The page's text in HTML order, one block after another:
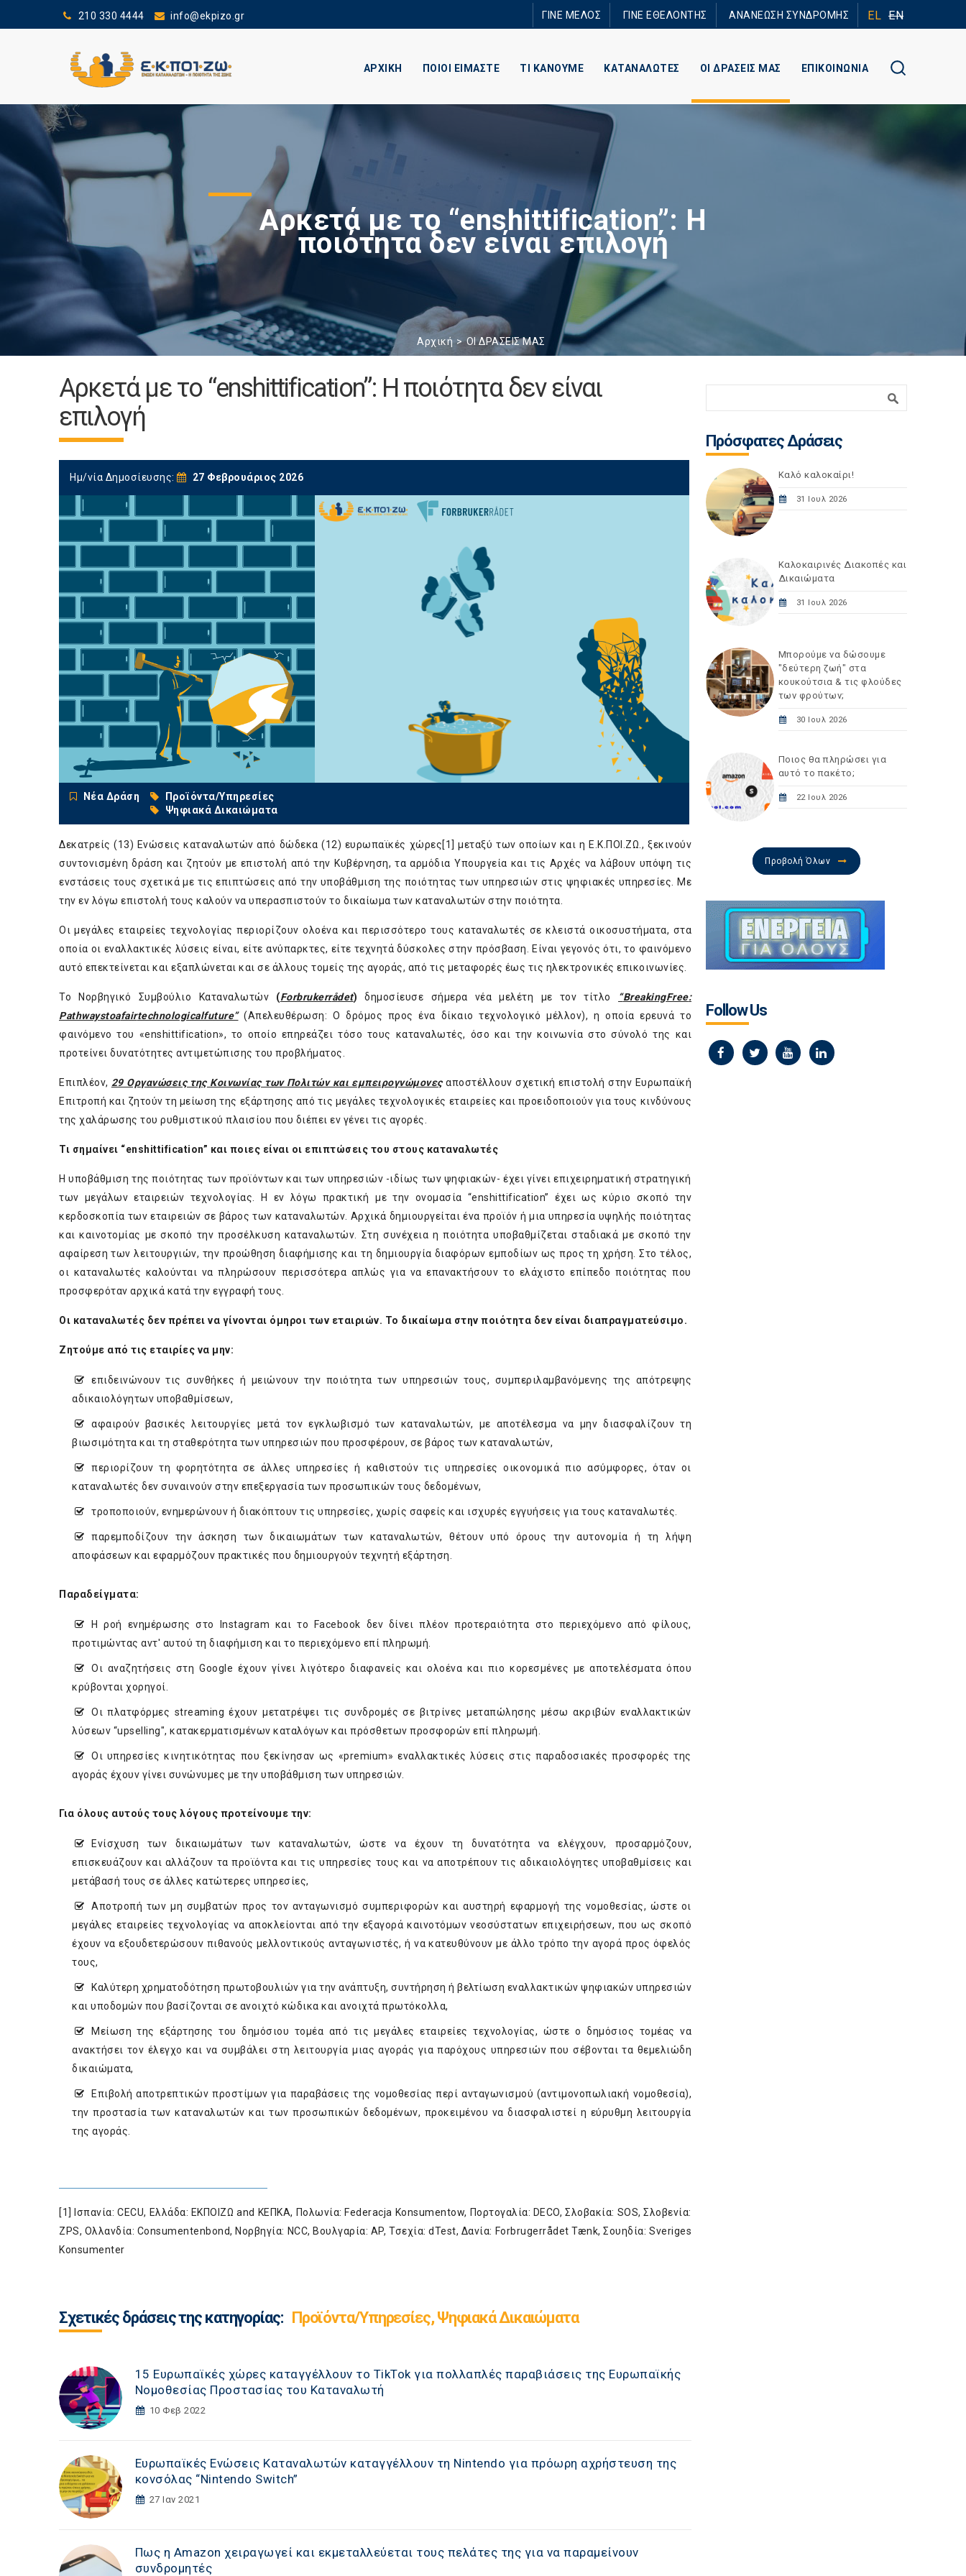
210 330 4444 info@ekpizo.gr ΓΙΝΕ ΜΕΛΟΣ ΓΙΝΕ ΕΘΕΛΟΝΤΗΣ ΑΝΑΝΕΩΣΗ ΣΥΝΔΡΟΜΗΣ EL EN
ΑΡΧΙΚΗ ΠΟΙΟΙ ΕΙΜΑΣΤΕ ΤΙ ΚΑΝΟΥΜΕ ΚΑΤΑΝΑΛΩΤΕΣ ΟΙ ΔΡΑΣΕΙΣ ΜΑΣ ΕΠΙΚΟΙΝΩΝΙΑ
Αρκετά με το “enshittification”: Η
ποιότητα δεν είναι επιλογή
Αρχική ΟΙ ΔΡΑΣΕΙΣ ΜΑΣ
Αρκετά με το “enshittification”: Η ποιότητα δεν είναι
επιλογή
Ημ/νία Δημοσίευσης: 27 Φεβρουάριος 2026
Νέα Δράση
Προϊόντα/Υπηρεσίες
Ψηφιακά Δικαιώματα
Δεκατρείς (13) Ενώσεις καταναλωτών από δώδεκα (12) ευρωπαϊκές χώρες[1] μεταξύ των οποίων και η Ε.Κ.ΠΟΙ.ΖΩ., ξεκινούν
συντονισμένη δράση και ζητούν με επιστολή από την Κυβέρνηση, τα αρμόδια Υπουργεία και τις Αρχές να λάβουν υπόψη τις
ενστάσεις τους σχετικά με τις επιπτώσεις από την υποβάθμιση της ποιότητας των υπηρεσιών στις ψηφιακές υπηρεσίες. Με
την εν λόγω επιστολή τους καλούν να υπερασπιστούν το δικαίωμα των καταναλωτών στην ποιότητα.
Οι μεγάλες εταιρείες τεχνολογίας περιορίζουν ολοένα και περισσότερο τους καταναλωτές σε κλειστά οικοσυστήματα, στα
οποία οι εναλλακτικές λύσεις είναι, είτε ανύπαρκτες, είτε τεχνητά δύσκολες στην πρόσβαση. Είναι γεγονός ότι, το φαινόμενο
αυτό επεκτείνεται και εξαπλώνεται και σε άλλους τομείς της αγοράς, από τις μεταφορές έως τις ηλεκτρονικές επικοινωνίες.
Το Νορβηγικό Συμβούλιο Καταναλωτών (Forbrukerrådet) δημοσίευσε σήμερα νέα μελέτη με τον τίτλο “BreakingFree:
Pathwaystoafairtechnologicalfuture”(Απελευθέρωση: Ο δρόμος προς ένα δίκαιο τεχνολογικό μέλλον), η οποία ερευνά το
φαινόμενο του «enshittification», το οποίο επηρεάζει τόσο τους καταναλωτές, όσο και την κοινωνία στο σύνολό της και
προτείνει δυνατότητες αντιμετώπισης του προβλήματος.
Επιπλέον, 29 Οργανώσεις της Κοινωνίας των Πολιτών και εμπειρογνώμονες αποστέλλουν σχετική επιστολή στην Ευρωπαϊκή
Επιτροπή και ζητούν τη μείωση της εξάρτησης από τις μεγάλες τεχνολογικές εταιρείες και προειδοποιούν για τους κινδύνους
της χαλάρωσης του ρυθμιστικού πλαισίου που διέπει εν γένει τις αγορές.
Τι σημαίνει “enshittification” και ποιες είναι οι επιπτώσεις του στους καταναλωτές
Η υποβάθμιση της ποιότητας των προϊόντων και των υπηρεσιών -ιδίως των ψηφιακών- έχει γίνει επιχειρηματική στρατηγική
των μεγάλων εταιρειών τεχνολογίας. Η εν λόγω πρακτική με την ονομασία “enshittification” έχει ως κύριο σκοπό την
κερδοσκοπία των εταιρειών σε βάρος των καταναλωτών. Αρχικά δημιουργείται ένα προϊόν ή μια υπηρεσία υψηλής ποιότητας
και καινοτομίας με σκοπό την προσέλκυση καταναλωτών. Στη συνέχεια η ποιότητα υποβαθμίζεται σταδιακά με σκοπό την
αφαίρεση των λειτουργιών, την προώθηση διαφήμισης και τη δημιουργία διαφόρων εμποδίων ως προς τη χρήση. Στο τέλος,
οι καταναλωτές καλούνται να πληρώσουν περισσότερα απλώς για να επανακτήσουν το ελάχιστο επίπεδο ποιότητας που
προσφερόταν αρχικά κατά την εγγραφή τους.
Οι καταναλωτές δεν πρέπει να γίνονται όμηροι των εταιριών. Το δικαίωμα στην ποιότητα δεν είναι διαπραγματεύσιμο.
Ζητούμε από τις εταιρίες να μην:
επιδεινώνουν τις συνθήκες ή μειώνουν την ποιότητα των υπηρεσιών τους, συμπεριλαμβανόμενης της απότρεψης
αδικαιολόγητων υποβαθμίσεων,
αφαιρούν βασικές λειτουργίες μετά τον εγκλωβισμό των καταναλωτών, με αποτέλεσμα να μην διασφαλίζουν τη
βιωσιμότητα και τη σταθερότητα των υπηρεσιών που προσφέρουν, σε βάρος των καταναλωτών,
περιορίζουν τη φορητότητα σε άλλες υπηρεσίες ή καθιστούν τις υπηρεσίες οικονομικά πιο ασύμφορες, όταν οι
καταναλωτές δεν συναινούν στην επεξεργασία των προσωπικών τους δεδομένων,
τροποποιούν, ενημερώνουν ή διακόπτουν τις υπηρεσίες, χωρίς σαφείς και ισχυρές εγγυήσεις για τους καταναλωτές.
παρεμποδίζουν την άσκηση των δικαιωμάτων των καταναλωτών, θέτουν υπό όρους την αυτονομία ή τη λήψη
αποφάσεων και εφαρμόζουν πρακτικές που δημιουργούν τεχνητή εξάρτηση.
Παραδείγματα:
Η ροή ενημέρωσης στο Instagram και το Facebook δεν δίνει πλέον προτεραιότητα στο περιεχόμενο από φίλους,
προτιμώντας αντ' αυτού τη διαφήμιση και το περιεχόμενο επί πληρωμή.
Οι αναζητήσεις στη Google έχουν γίνει λιγότερο διαφανείς και ολοένα και πιο κορεσμένες με αποτελέσματα όπου
κρύβονται χορηγοί.
Οι πλατφόρμες streaming έχουν μετατρέψει τις συνδρομές σε βιτρίνες μεταπώλησης μέσω ακριβών εναλλακτικών
λύσεων “upselling", κατακερματισμένων καταλόγων και πρόσθετων προσφορών επί πληρωμή.
Οι υπηρεσίες κινητικότητας που ξεκίνησαν ως «premium» εναλλακτικές λύσεις στις παραδοσιακές προσφορές της
αγοράς έχουν γίνει συνώνυμες με την υποβάθμιση των υπηρεσιών.
Για όλους αυτούς τους λόγους προτείνουμε την:
Ενίσχυση των δικαιωμάτων των καταναλωτών, ώστε να έχουν τη δυνατότητα να ελέγχουν, προσαρμόζουν,
επισκευάζουν και αλλάζουν τα προϊόντα και τις υπηρεσίες τους και να αποτρέπουν τις αδικαιολόγητες υποβαθμίσεις και
μετάβασή τους σε άλλες κατώτερες υπηρεσίες,
Αποτροπή των μη συμβατών προς τον ανταγωνισμό συμπεριφορών και αυστηρή εφαρμογή της νομοθεσίας, ώστε οι
μεγάλες εταιρείες τεχνολογίας να αποκλείονται από την εξαγορά καινοτόμων νεοσύστατων επιχειρήσεων, που ως σκοπό
έχουν να εξουδετερώσουν πιθανούς μελλοντικούς ανταγωνιστές, ή να κατευθύνουν με άλλο τρόπο την αγορά προς όφελός
τους,
Καλύτερη χρηματοδότηση πρωτοβουλιών για την ανάπτυξη, συντήρηση ή βελτίωση εναλλακτικών ψηφιακών υπηρεσιών
και υποδομών που βασίζονται σε ανοιχτό κώδικα και ανοιχτά πρωτόκολλα,
Μείωση της εξάρτησης του δημόσιου τομέα από τις μεγάλες εταιρείες τεχνολογίας, ώστε ο δημόσιος τομέας να
ανακτήσει τον έλεγχο και να συμβάλει στη λειτουργία μιας αγοράς για παρόχους υπηρεσιών που σέβονται τα θεμελιώδη
δικαιώματα,
Επιβολή αποτρεπτικών προστίμων για παραβάσεις της νομοθεσίας περί ανταγωνισμού (αντιμονοπωλιακή νομοθεσία),
την προστασία των καταναλωτών και των προσωπικών δεδομένων, προκειμένου να διασφαλιστεί η εύρυθμη λειτουργία
της αγοράς.
[1]
Ισπανία: CECU, Ελλάδα: ΕΚΠΟΙΖΩ and KEΠKA, Πολωνία: Federacja Konsumentow, Πορτογαλία: DECO, Σλοβακία: SOS, Σλοβενία:
ZPS, Ολλανδία: Consumentenbond, Νορβηγία: NCC, Βουλγαρία: AP, Τσεχία: dTest, Δανία: Forbrugerrådet Tænk, Σουηδία: Sveriges
Konsumenter
Σχετικές δράσεις της κατηγορίας: Προϊόντα/Υπηρεσίες, Ψηφιακά Δικαιώματα
15 Ευρωπαϊκές χώρες καταγγέλλουν το TikTok για πολλαπλές παραβιάσεις της Ευρωπαϊκής
Νομοθεσίας Προστασίας του Καταναλωτή
10 Φεβ 2022
Ευρωπαϊκές Ενώσεις Καταναλωτών καταγγέλλουν τη Nintendo για πρόωρη αχρήστευση της
κονσόλας “Nintendo Switch”
27 Ιαν 2021
Πως η Amazon χειραγωγεί και εκμεταλλεύεται τους πελάτες της για να παραμείνουν
συνδρομητές
Πρόσφατες Δράσεις
Καλό καλοκαίρι!
31 Ιουλ 2026
Καλοκαιρινές Διακοπές και
Δικαιώματα
31 Ιουλ 2026
Μπορούμε να δώσουμε
"δεύτερη ζωή" στα
κουκούτσια & τις φλούδες
των φρούτων;
30 Ιουλ 2026
Ποιος θα πληρώσει για
αυτό το πακέτο;
22 Ιουλ 2026
Προβολή Όλων
Follow Us